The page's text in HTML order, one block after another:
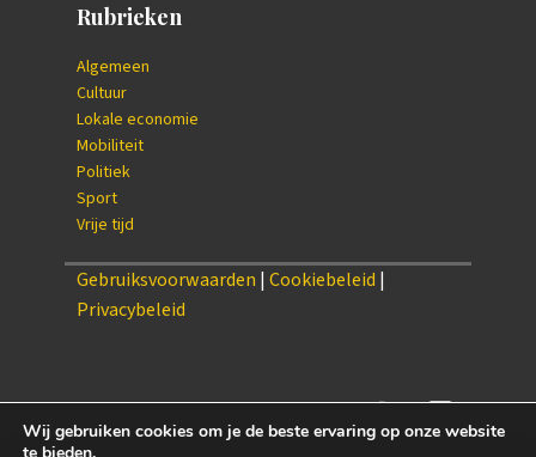
Rubrieken
Algemeen
Cultuur
Lokale economie
Mobiliteit
Politiek
Sport
Vrije tijd
Gebruiksvoorwaarden | Cookiebeleid |
Privacybeleid
Wij gebruiken cookies om je de beste ervaring op onze website